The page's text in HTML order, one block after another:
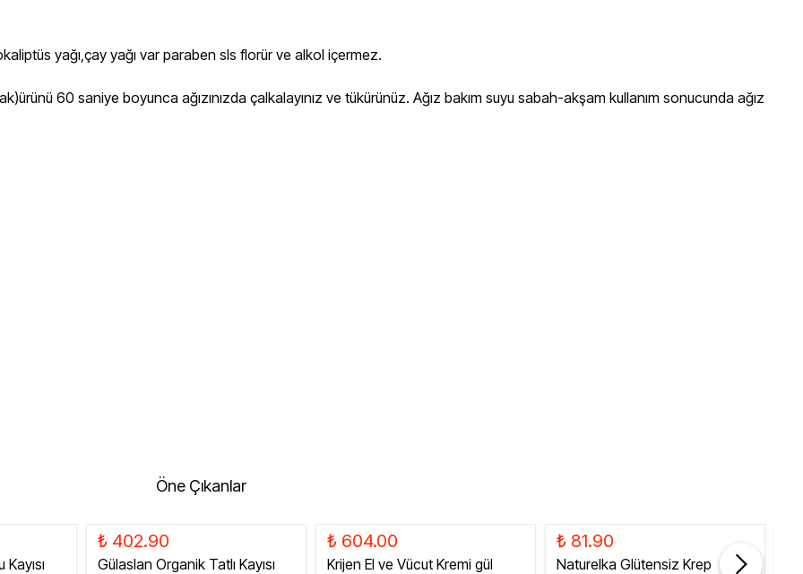
yağı,çay yağı var paraben sls florür ve alkol içermez.
60 saniye boyunca ağızınızda çalkalayınız ve tükürünüz. Ağız bakım suyu sabah-akşam kullanım sonucunda ağız
Öne Çıkanlar
₺ 402.90
Gülaslan Organik Tatlı Kayısı
₺ 604.00
Krijen El ve Vücut Kremi gül
₺ 81.90
Naturelka Glütensiz Krep